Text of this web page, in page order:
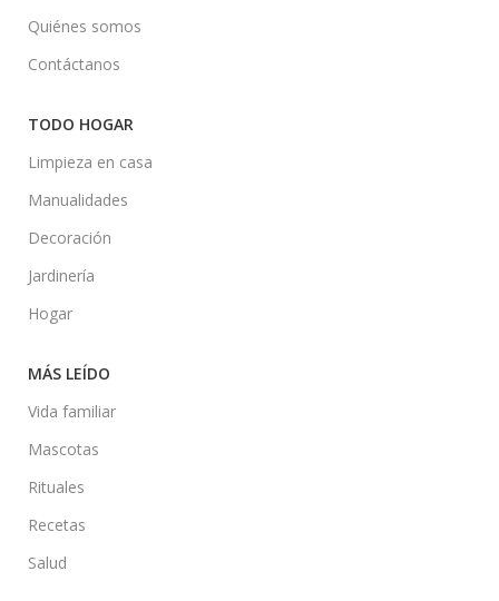
Quiénes somos
Contáctanos
TODO HOGAR
Limpieza en casa
Manualidades
Decoración
Jardinería
Hogar
MÁS LEÍDO
Vida familiar
Mascotas
Rituales
Recetas
Salud